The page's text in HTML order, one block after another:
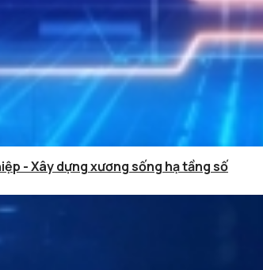
- Xây dựng xương sống hạ tầng số